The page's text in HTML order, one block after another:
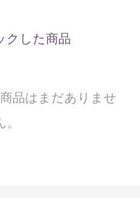
クした商品
品はまだありませ
。